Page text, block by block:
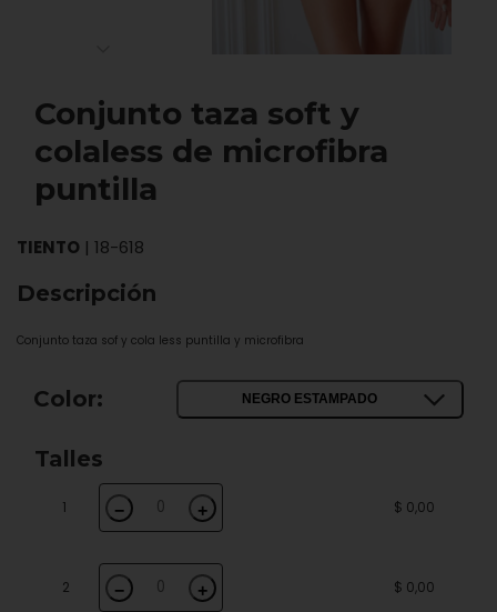
Conjunto taza soft y
colaless de microfibra
puntilla
TIENTO | 18-618
Descripción
Conjunto taza sof y cola less puntilla y microfibra
Color: NEGRO ESTAMPADO
Talles
1 − + $ 0,00
2 − + $ 0,00